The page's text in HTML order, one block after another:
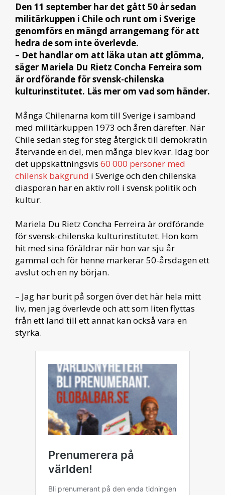
Den 11 september har det gått 50 år sedan
militärkuppen i Chile och runt om i Sverige
genomförs en mängd arrangemang för att
hedra de som inte överlevde.
– Det handlar om att läka utan att glömma,
säger Mariela Du Rietz Concha Ferreira som
är ordförande för svensk-chilenska
kulturinstitutet. Läs mer om vad som händer.
Många Chilenarna kom till Sverige i samband
med militärkuppen 1973 och åren därefter. När
Chile sedan steg för steg återgick till demokratin
återvände en del, men många blev kvar. Idag bor
det uppskattningsvis 60 000 personer med
chilensk bakgrund i Sverige och den chilenska
diasporan har en aktiv roll i svensk politik och
kultur.
Mariela Du Rietz Concha Ferreira är ordförande
för svensk-chilenska kulturinstitutet. Hon kom
hit med sina föräldrar när hon var sju år
gammal och för henne markerar 50-årsdagen ett
avslut och en ny början.
– Jag har burit på sorgen över det här hela mitt
liv, men jag överlevde och att som liten flyttas
från ett land till ett annat kan också vara en
styrka.